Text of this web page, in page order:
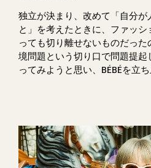
独立が決まり、改めて「自分が
と」を考えたときに、ファッ
っても切り離せないものだっ
境問題という切り口で問題提
ってみようと思い、BÉBÉを立ち